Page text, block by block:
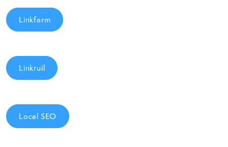
Linkfarm
Linkruil
Local SEO